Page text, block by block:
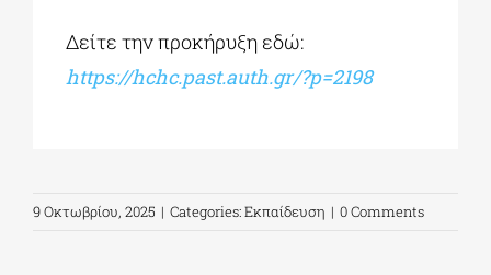
Δείτε την προκήρυξη εδώ:
https://hchc.past.auth.gr/?p=2198
9 Οκτωβρίου, 2025 | Categories:Εκπαίδευση | 0 Comments